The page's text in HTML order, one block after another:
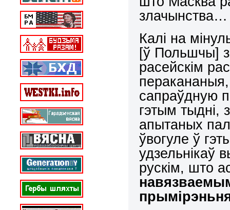
злачынства…
Калі на
[ў Польшчы]
расейскім
сапраўдную
гэтым тыдні,
апытаных
ўвогуле ў
удзельнікаў
рускім, што